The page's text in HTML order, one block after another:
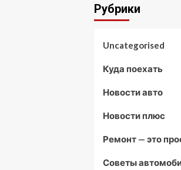
Рубрики
Uncategorised
Куда поехать
Новости авто
Новости плюс
Ремонт — это
Советы